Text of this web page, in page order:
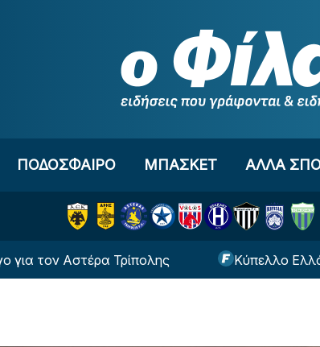
ΠΟΔΟΣΦΑΙΡΟ ΜΠΑΣΚΕΤ ΑΛΛΑ
Τρίπολης Κύπελλο Ελλάδας: